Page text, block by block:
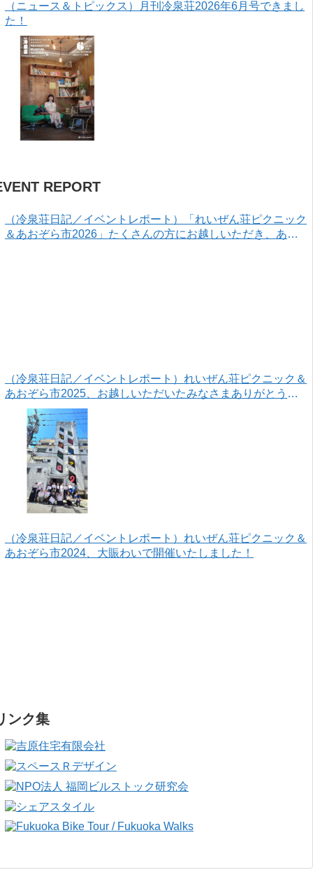
（ニュース＆トピックス）月刊冷泉荘2026年6月号できまし
た！
REPORT
（冷泉荘日記／イベントレポート）「れいぜん荘ピクニック
＆あおぞら市2026」たくさんの方にお越しいただき、あり
（冷泉荘日記／イベントレポート）れいぜん荘ピクニック＆
あおぞら市2025、お越しいただいたみなさまありがとうご
ざいました！
（冷泉荘日記／イベントレポート）れいぜん荘ピクニック＆
あおぞら市2024、大賑わいで開催いたしました！
ンク集